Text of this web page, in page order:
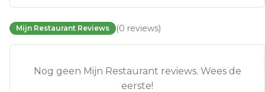
Mijn Restaurant Reviews (0 reviews)
Nog geen Mijn Restaurant reviews. Wees de
eerste!